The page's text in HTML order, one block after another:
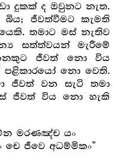
දුකක් ද ඔවුනට නැත.
බිය; ජීවත්වීමට කැමති
තමාට මස් නැතිව
සත්ත්වයන් මැරීමේ
ජීවත් නො විය
නො වෙති.
ජීවත් වන සැටි තමා
ජීවත් විය නො හැකි
මරණඤ්ච යං
ජීවෙ අධම්මිකං”